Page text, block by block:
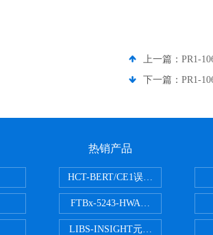
上一篇： PR1-
下一篇： PR1-
热销产品
HCT-BERT/CE1误码测试仪
FTBx-5243-HWA光谱分析仪
LIBS-INSIGHT元素光谱分析仪